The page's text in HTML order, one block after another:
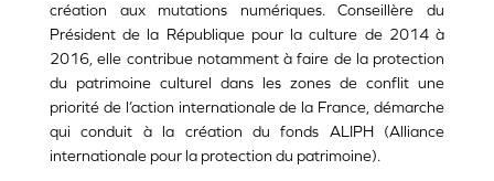
création aux mutations numériques. Conseillère du
Président de la République pour la culture de 2014 à
2016, elle contribue notamment à faire de la protection
du patrimoine culturel dans les zones de conflit une
priorité de l’action internationale de la France, démarche
qui conduit à la création du fonds ALIPH (Alliance
internationale pour la protection du patrimoine).